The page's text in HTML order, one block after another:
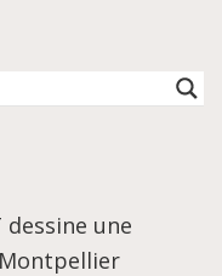
dessine une